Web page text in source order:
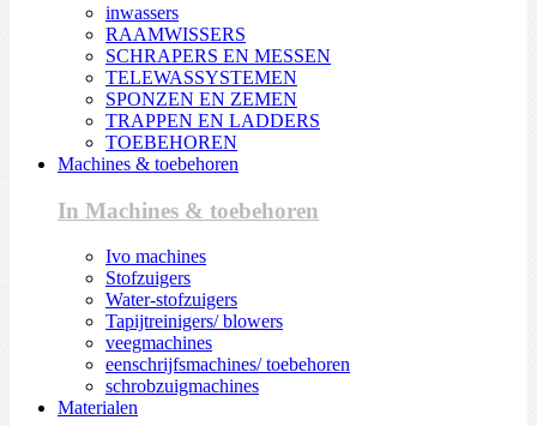
inwassers
RAAMWISSERS
SCHRAPERS EN MESSEN
TELEWASSYSTEMEN
SPONZEN EN ZEMEN
TRAPPEN EN LADDERS
TOEBEHOREN
Machines & toebehoren
In Machines & toebehoren
Ivo machines
Stofzuigers
Water-stofzuigers
Tapijtreinigers/ blowers
veegmachines
eenschrijfsmachines/ toebehoren
schrobzuigmachines
Materialen